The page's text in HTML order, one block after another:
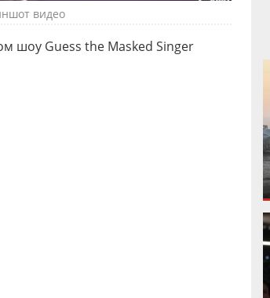
видео
шоу Guess the Masked Singer